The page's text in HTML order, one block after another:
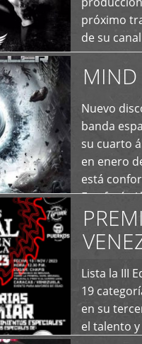
próximo
de su
momento
MIND
Nuevo
banda
su cuarto
en enero
está
Estefanía
Lista la III
19
en su
el talento